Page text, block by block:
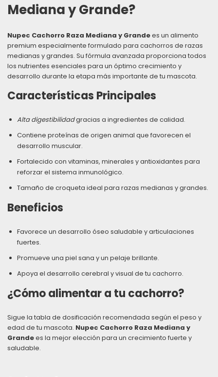
Mediana y Grande?
Nupec Cachorro Raza Mediana y Grandees un alimento
premium especialmente formulado para cachorros de razas
medianas y grandes. Su fórmula avanzada proporciona todos
los nutrientes esenciales para un óptimo crecimiento y
desarrollo durante la etapa más importante de tu mascota.
Características Principales
Alta digestibilidadgracias a ingredientes de calidad.
Contiene proteínas de origen animal que favorecen el
desarrollo muscular.
Fortalecido con vitaminas, minerales y antioxidantes para
reforzar el sistema inmunológico.
Tamaño de croqueta ideal para razas medianas y grandes.
Beneficios
Favorece un desarrollo óseo saludable y articulaciones
fuertes.
Promueve una piel sana y un pelaje brillante.
Apoya el desarrollo cerebral y visual de tu cachorro.
¿Cómo alimentar a tu cachorro?
Sigue la tabla de dosificación recomendada según el peso y
edad de tu mascota. Nupec Cachorro Raza Mediana y
Grandees la mejor elección para un crecimiento fuerte y
saludable.